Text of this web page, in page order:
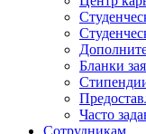
Бланки
Часто
Сотрудникам